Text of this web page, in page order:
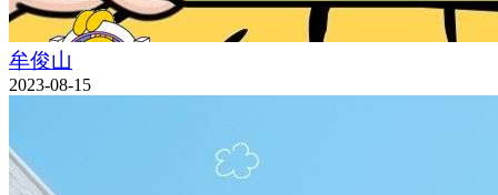
牟俊山
2023-08-15